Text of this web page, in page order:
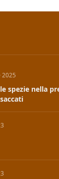
2025
spezie nella